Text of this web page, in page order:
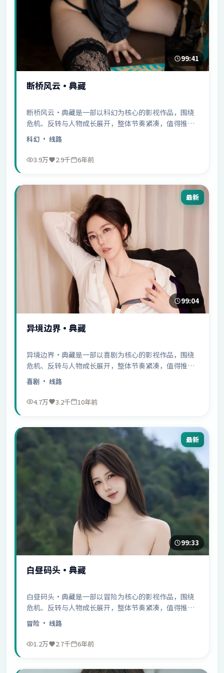
99:41
断桥风云·典藏
断桥风云·典藏是一部以科幻为核心的影视作品，围绕
危机、反转与人物成长展开，整体节奏紧凑，值得推荐
观看。
科幻 · 线路
3.9万 2.9千 6年前
最新
99:04
异境边界·典藏
异境边界·典藏是一部以喜剧为核心的影视作品，围绕
危机、反转与人物成长展开，整体节奏紧凑，值得推荐
观看。
喜剧 · 线路
4.7万 3.2千 10年前
最新
99:33
白昼码头·典藏
白昼码头·典藏是一部以冒险为核心的影视作品，围绕
危机、反转与人物成长展开，整体节奏紧凑，值得推荐
观看。
冒险 · 线路
1.2万 2.7千 6年前